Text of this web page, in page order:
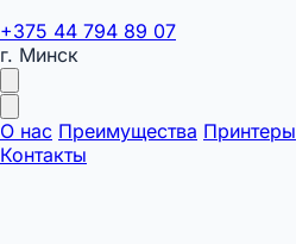
+375 44 794 89 07
г. Минск
О нас Преимущества Принтеры
Контакты